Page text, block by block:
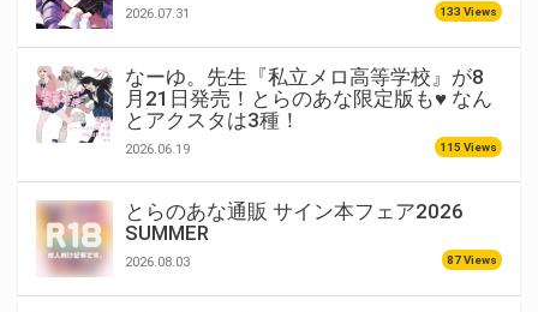
2026.07.31 133 Views
なーゆ。先生『私立メロ高等学校』が8
月21日発売！とらのあな限定版も♥ なん
とアクスタは3種！
2026.06.19 115 Views
とらのあな通販 サイン本フェア2026
SUMMER
2026.08.03 87 Views